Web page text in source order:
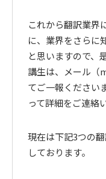
これから翻訳業界
に、業界をさらに
と思いますので、
講生は、メール
てご一報ください
って詳細をご連絡
現在は下記3つの
しております。